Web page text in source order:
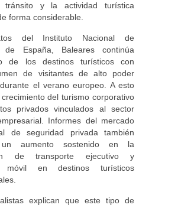
tránsito y la actividad turística
forma considerable.
del Instituto Nacional de
de España, Baleares continúa
de los destinos turísticos con
de visitantes de alto poder
el verano europeo. A esto
del turismo corporativo
privados vinculados al sector
Informes del mercado
de seguridad privada también
un aumento sostenido en la
de transporte ejecutivo y
móvil en destinos turísticos
explican que este tipo de